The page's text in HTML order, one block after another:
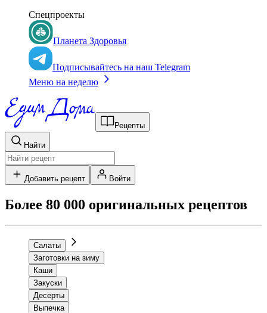
Спецпроекты
Планета Здоровья
Подписывайтесь на наш Telegram
Меню на неделю
Рецепты
Найти
Добавить рецепт Войти
Более 80 000 оригинальных рецептов
Салаты
Заготовки на зиму
Каши
Закуски
Десерты
Выпечка